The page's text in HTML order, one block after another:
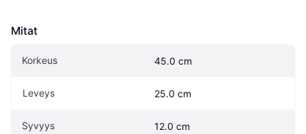
Mitat
Korkeus 45.0 cm
Leveys 25.0 cm
Syvyys 12.0 cm